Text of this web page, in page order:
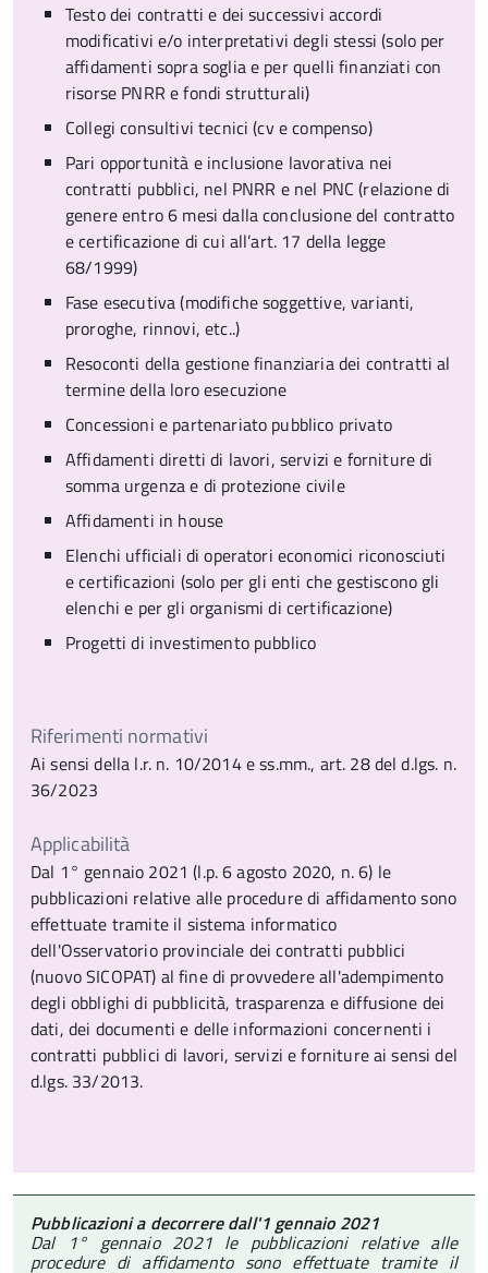
Testo dei contratti e dei successivi accordi
modificativi e/o interpretativi degli stessi (solo per
affidamenti sopra soglia e per quelli finanziati con
risorse PNRR e fondi strutturali)
Collegi consultivi tecnici (cv e compenso)
Pari opportunità e inclusione lavorativa nei
contratti pubblici, nel PNRR e nel PNC (relazione di
genere entro 6 mesi dalla conclusione del contratto
e certificazione di cui all’art. 17 della legge
68/1999)
Fase esecutiva (modifiche soggettive, varianti,
proroghe, rinnovi, etc..)
Resoconti della gestione finanziaria dei contratti al
termine della loro esecuzione
Concessioni e partenariato pubblico privato
Affidamenti diretti di lavori, servizi e forniture di
somma urgenza e di protezione civile
Affidamenti in house
Elenchi ufficiali di operatori economici riconosciuti
e certificazioni (solo per gli enti che gestiscono gli
elenchi e per gli organismi di certificazione)
Progetti di investimento pubblico
Riferimenti normativi
Ai sensi della l.r. n. 10/2014 e ss.mm., art. 28 del d.lgs. n.
36/2023
Applicabilità
Dal 1° gennaio 2021 (l.p. 6 agosto 2020, n. 6) le
pubblicazioni relative alle procedure di affidamento sono
effettuate tramite il sistema informatico
dell'Osservatorio provinciale dei contratti pubblici
(nuovo SICOPAT) al fine di provvedere all'adempimento
degli obblighi di pubblicità, trasparenza e diffusione dei
dati, dei documenti e delle informazioni concernenti i
contratti pubblici di lavori, servizi e forniture ai sensi del
d.lgs. 33/2013.
Pubblicazioni a decorrere dall'1 gennaio 2021
Dal 1° gennaio 2021 le pubblicazioni relative alle
procedure di affidamento sono effettuate tramite il